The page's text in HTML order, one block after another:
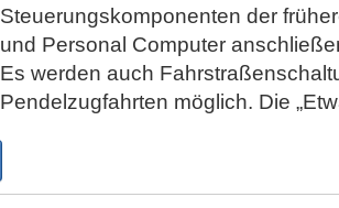
Steuerungskomponenten der
und Personal Computer
Es werden auch
Pendelzugfahrten möglich. Die